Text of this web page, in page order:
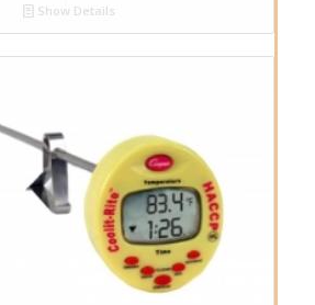
Show Details